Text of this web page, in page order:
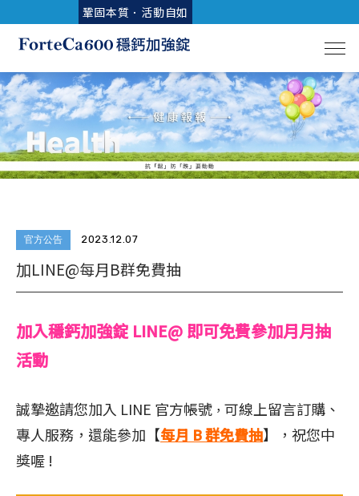
鞏固本質．活動自如
官方公告 2023.12.07
加LINE@每月B群免費抽
加入穩鈣加強錠 LINE@ 即可免費參加月月抽
活動
誠摯邀請您加入 LINE 官方帳號 ， 可線上留言訂購、
專人服務，還能參加【每月 B 群免費抽】
，祝您中
獎喔 !